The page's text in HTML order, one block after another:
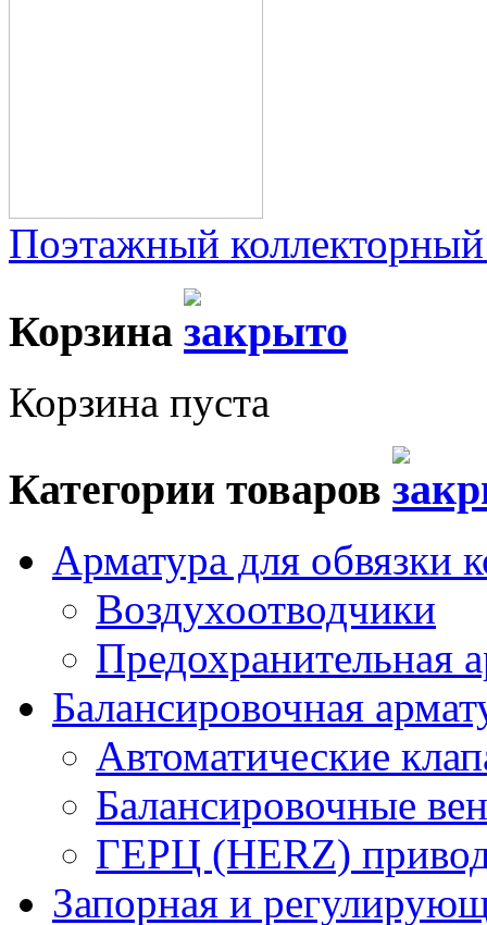
Поэтажный
Корзина
Корзина пуста
Категории товаров
Арматура для обвязки
Воздухоотводчики
Предохранительная
Балансировочная
Автоматические
Балансировочные
ГЕРЦ (HERZ)
Запорная и